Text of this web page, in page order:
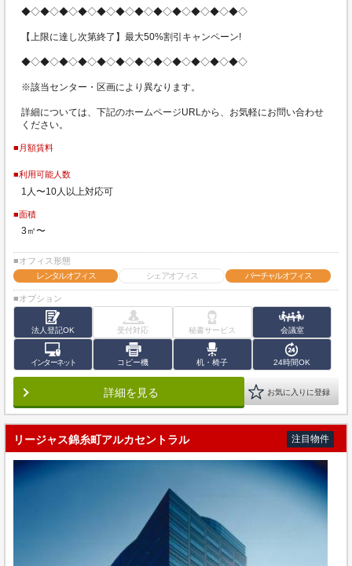
◆◇◆◇◆◇◆◇◆◇◆◇◆◇◆◇◆◇◆◇◆◇◆◇
【上限に達し次第終了】最大50%割引キャンペーン!
◆◇◆◇◆◇◆◇◆◇◆◇◆◇◆◇◆◇◆◇◆◇◆◇
※該当センター・区画により異なります。
詳細については、下記のホームページURLから、お気軽にお問い合わせ
ください。
■月額賃料
■利用可能人数
1人〜10人以上対応可
■面積
3㎡〜
■オフィス形態
レンタルオフィス
シェアオフィス バーチャルオフィス
■オプション
法人登記OK 受付対応 秘書サービス 会議室
インターネット コピー機 机・椅子 24時間OK
詳細を見る お気に入りに登録
リージャス錦糸町アルカセントラル 注目物件